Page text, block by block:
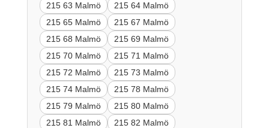
215 63 Malmö
215 64 Malmö
215 65 Malmö
215 67 Malmö
215 68 Malmö
215 69 Malmö
215 70 Malmö
215 71 Malmö
215 72 Malmö
215 73 Malmö
215 74 Malmö
215 78 Malmö
215 79 Malmö
215 80 Malmö
215 81 Malmö
215 82 Malmö